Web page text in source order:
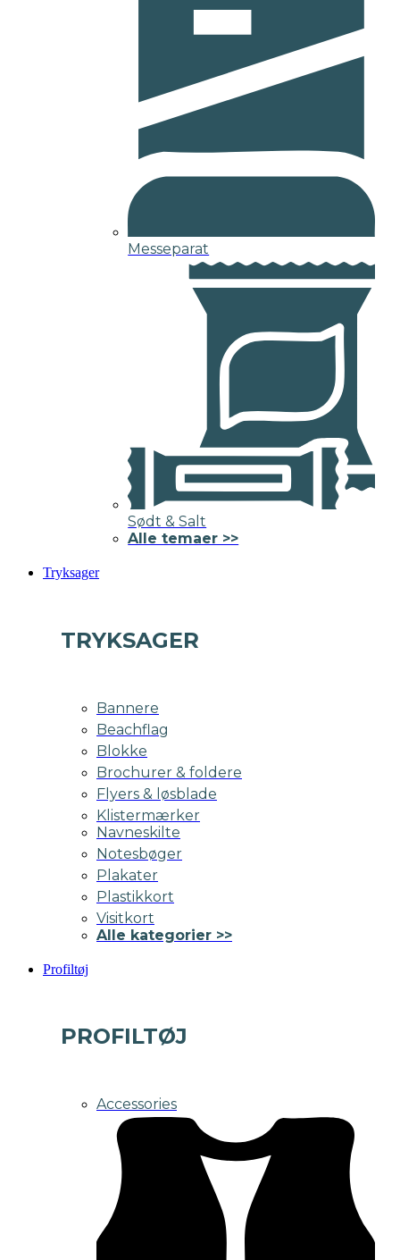
Messeparat
Sødt & Salt
Alle temaer >>
Tryksager
TRYKSAGER
Bannere
Beachflag
Blokke
Brochurer & foldere
Flyers & løsblade
Klistermærker
Navneskilte
Notesbøger
Plakater
Plastikkort
Visitkort
Alle kategorier >>
Profiltøj
PROFILTØJ
Accessories